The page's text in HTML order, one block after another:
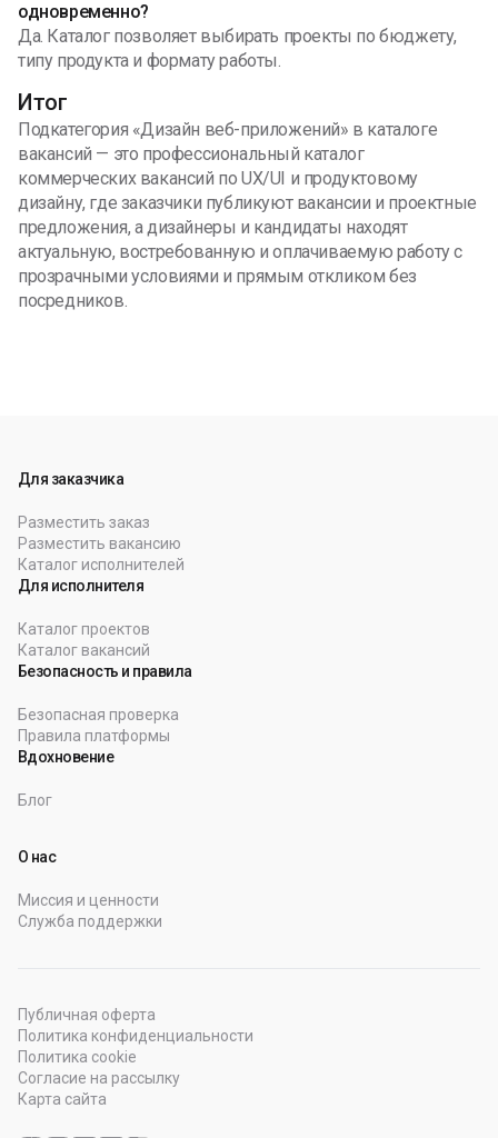
одновременно?
Да. Каталог позволяет выбирать проекты по бюджету,
типу продукта и формату работы.
Итог
Подкатегория «Дизайн веб-приложений» в каталоге
вакансий — это профессиональный каталог
коммерческих вакансий по UX/UI и продуктовому
дизайну, где заказчики публикуют вакансии и проектные
предложения, а дизайнеры и кандидаты находят
актуальную, востребованную и оплачиваемую работу с
прозрачными условиями и прямым откликом без
посредников.
Для заказчика
Разместить заказ
Разместить вакансию
Каталог исполнителей
Для исполнителя
Каталог проектов
Каталог вакансий
Безопасность и правила
Безопасная проверка
Правила платформы
Вдохновение
Блог
О нас
Миссия и ценности
Служба поддержки
Публичная оферта
Политика конфиденциальности
Политика cookie
Согласие на рассылку
Карта сайта